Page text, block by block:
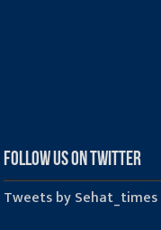
Follow us on Twitter
Tweets by Sehat_times